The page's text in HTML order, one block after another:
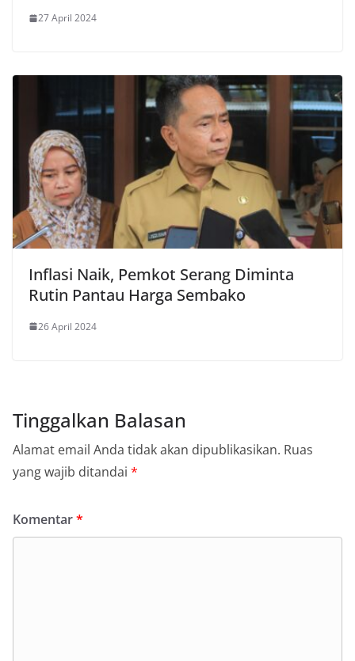
27 April 2024
Inflasi Naik, Pemkot Serang Diminta
Rutin Pantau Harga Sembako
26 April 2024
Tinggalkan Balasan
Alamat email Anda tidak akan dipublikasikan. Ruas
yang wajib ditandai *
Komentar*